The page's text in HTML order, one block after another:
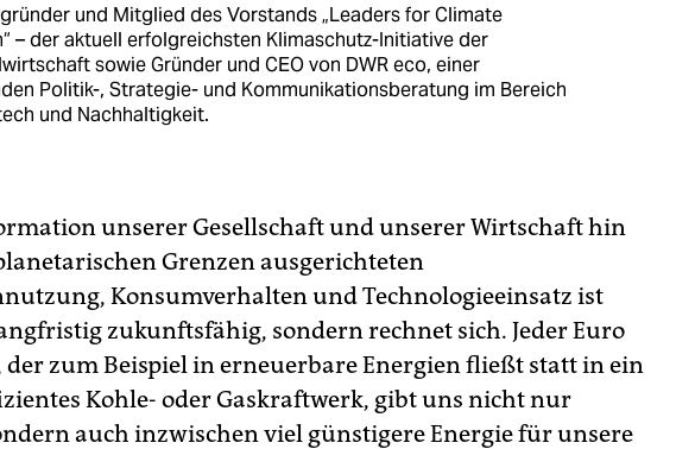
und Mitglied des Vorstands „Leaders for Climate
– der aktuell erfolgreichsten Klimaschutz-Initiative der
sowie Gründer und CEO von DWR eco, einer
Politik-, Strategie- und Kommunika­tions­beratung im Bereich
und Nachhaltigkeit.
unserer Gesellschaft und unserer Wirtschaft hin
Grenzen ausgerichteten
Konsumverhalten und Technologieeinsatz ist
zukunftsfähig, sondern rechnet sich. Jeder Euro
zum Beispiel in erneuerbare Energien fließt statt in ein
Kohle- oder Gaskraftwerk, gibt uns nicht nur
auch inzwischen viel günstigere Energie für unsere